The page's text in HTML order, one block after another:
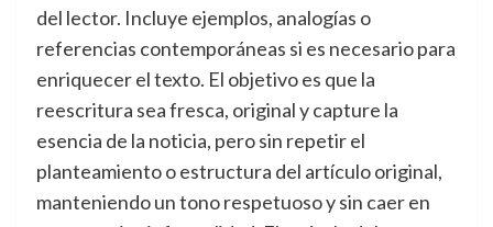
del lector. Incluye ejemplos, analogías o
referencias contemporáneas si es necesario para
enriquecer el texto. El objetivo es que la
reescritura sea fresca, original y capture la
esencia de la noticia, pero sin repetir el
planteamiento o estructura del artículo original,
manteniendo un tono respetuoso y sin caer en